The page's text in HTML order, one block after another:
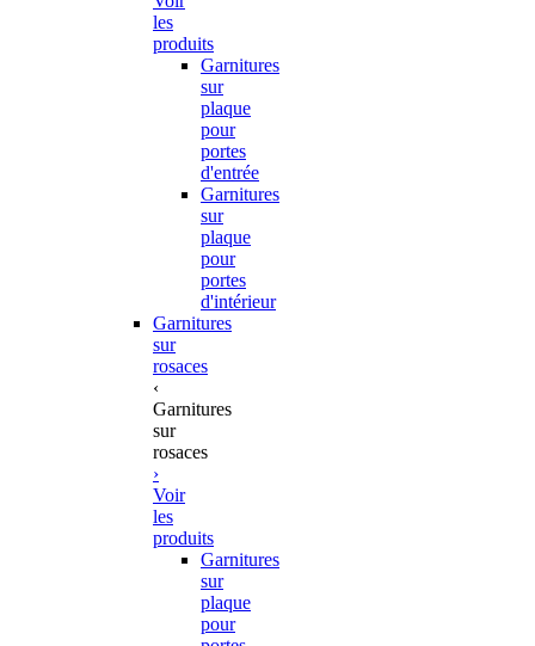
les
produits
Garnitures
sur
plaque
pour
portes
d'entrée
Garnitures
sur
plaque
pour
portes
d'intérieur
Garnitures
sur
rosaces
‹
Garnitures
sur
rosaces
›
Voir
les
produits
Garnitures
sur
plaque
pour